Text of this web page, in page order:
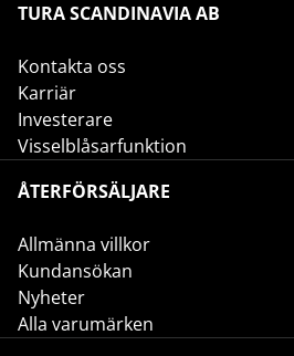
TURA SCANDINAVIA AB
Kontakta oss
Karriär
Investerare
Visselblåsarfunktion
ÅTERFÖRSÄLJARE
Allmänna villkor
Kundansökan
Nyheter
Alla varumärken